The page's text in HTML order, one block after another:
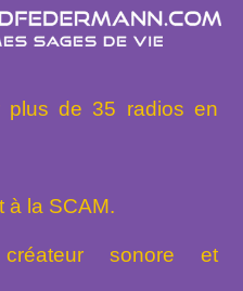
plus de 35 radios en
à la SCAM.
sonore et